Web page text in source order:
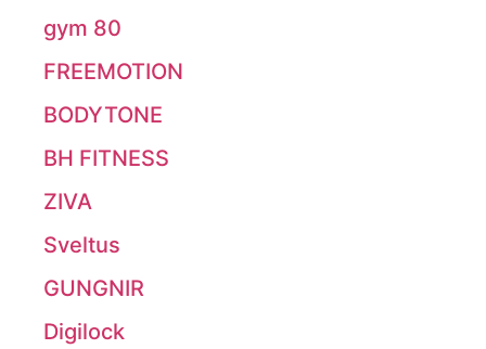
gym 80
FREEMOTION
BODYTONE
BH FITNESS
ZIVA
Sveltus
GUNGNIR
Digilock